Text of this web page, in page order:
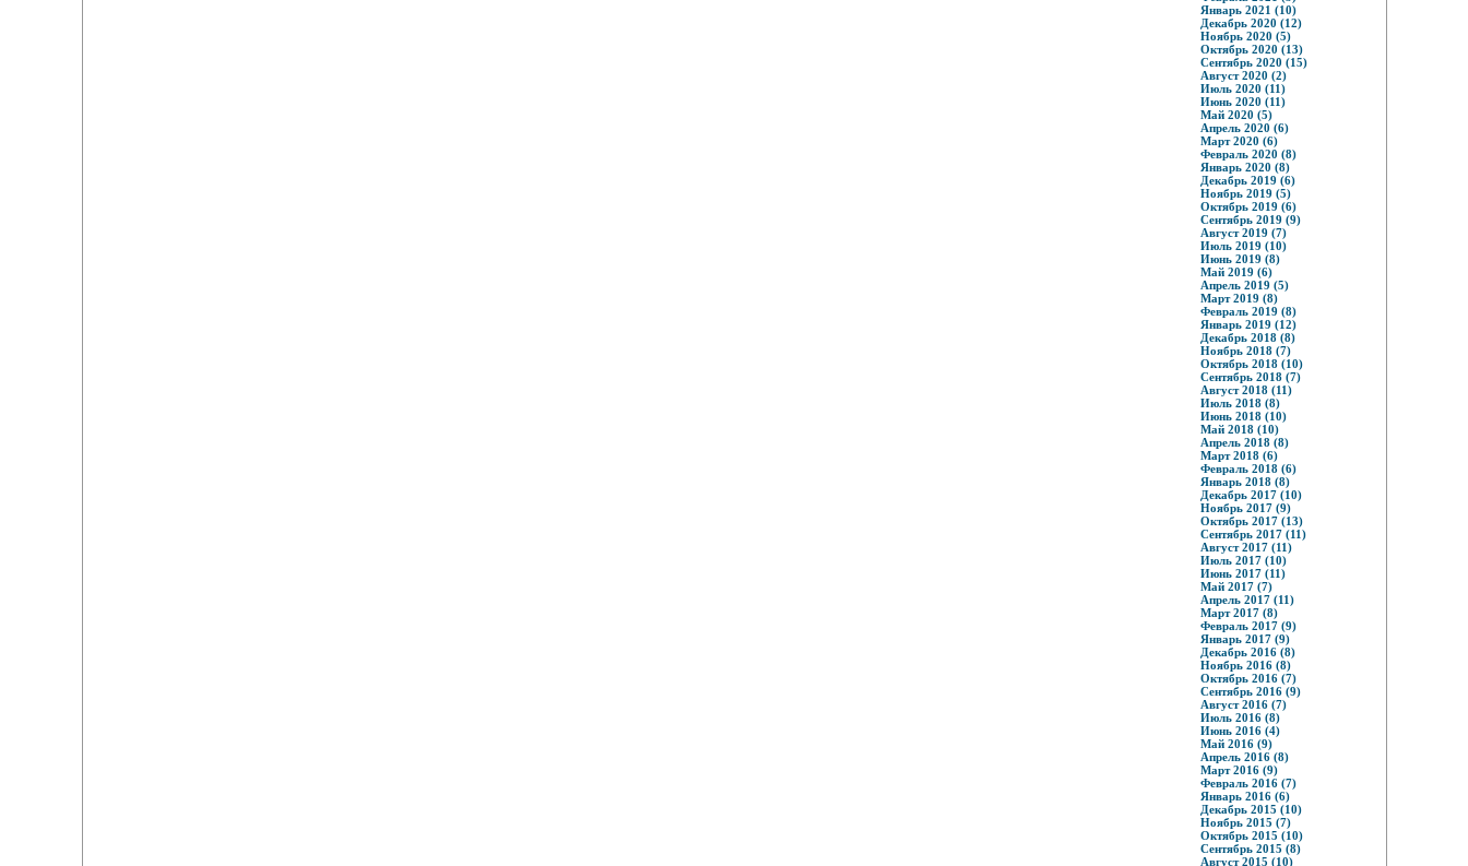
Январь 2021 (10)
Декабрь 2020 (12)
Ноябрь 2020 (5)
Октябрь 2020 (13)
Сентябрь 2020 (15)
Август 2020 (2)
Июль 2020 (11)
Июнь 2020 (11)
Май 2020 (5)
Апрель 2020 (6)
Март 2020 (6)
Февраль 2020 (8)
Январь 2020 (8)
Декабрь 2019 (6)
Ноябрь 2019 (5)
Октябрь 2019 (6)
Сентябрь 2019 (9)
Август 2019 (7)
Июль 2019 (10)
Июнь 2019 (8)
Май 2019 (6)
Апрель 2019 (5)
Март 2019 (8)
Февраль 2019 (8)
Январь 2019 (12)
Декабрь 2018 (8)
Ноябрь 2018 (7)
Октябрь 2018 (10)
Сентябрь 2018 (7)
Август 2018 (11)
Июль 2018 (8)
Июнь 2018 (10)
Май 2018 (10)
Апрель 2018 (8)
Март 2018 (6)
Февраль 2018 (6)
Январь 2018 (8)
Декабрь 2017 (10)
Ноябрь 2017 (9)
Октябрь 2017 (13)
Сентябрь 2017 (11)
Август 2017 (11)
Июль 2017 (10)
Июнь 2017 (11)
Май 2017 (7)
Апрель 2017 (11)
Март 2017 (8)
Февраль 2017 (9)
Январь 2017 (9)
Декабрь 2016 (8)
Ноябрь 2016 (8)
Октябрь 2016 (7)
Сентябрь 2016 (9)
Август 2016 (7)
Июль 2016 (8)
Июнь 2016 (4)
Май 2016 (9)
Апрель 2016 (8)
Март 2016 (9)
Февраль 2016 (7)
Январь 2016 (6)
Декабрь 2015 (10)
Ноябрь 2015 (7)
Октябрь 2015 (10)
Сентябрь 2015 (8)
Август 2015 (10)